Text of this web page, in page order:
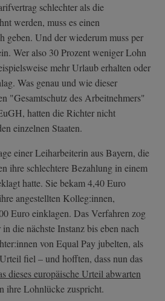
schlechter als die
werden, muss es einen
geben. Und der wiederum muss per
Wer also 30 Prozent weniger Lohn
mehr Urlaub erhalten oder
Was genau und wie dieser
"Gesamtschutz des Arbeitnehmers"
hatten die Richter nicht
einzelnen Staaten.
einer Leiharbeiterin aus Bayern, die
ihre schlechtere Bezahlung in einem
hatte. Sie bekam 4,40 Euro
angestellten Kolleg:innen,
Euro einklagen. Das Verfahren zog
die nächste Instanz bis eben nach
von Equal Pay jubelten, als
fiel – und hofften, dass nun das
dieses europäische Urteil abwarten
ihre Lohnlücke zuspricht.